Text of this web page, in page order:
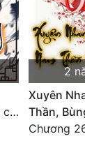
Chương 4730: Đại kết cục
2
Xuyên
Thần,